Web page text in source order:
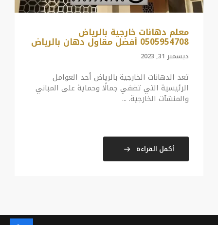
معلم دهانات خارجية بالرياض
0505954708 أفضل مقاول دهان بالرياض
ديسمبر 31, 2023
تعد الدهانات الخارجية بالرياض أحد العوامل
الرئيسية التي تضفي جمالًا وحماية على المباني
والمنشآت الخارجية. ...
أكمل القراءة